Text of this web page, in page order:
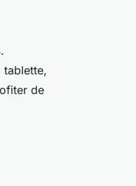
.
tablette,
de